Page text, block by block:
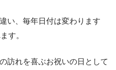
い、毎年日付は変わります
す。
訪れを喜ぶお祝いの日として